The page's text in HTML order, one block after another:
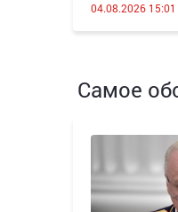
04.08.2026 15:01
Самое